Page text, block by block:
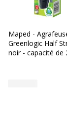
Maped -
Greenlogic Half
noir - capacité de